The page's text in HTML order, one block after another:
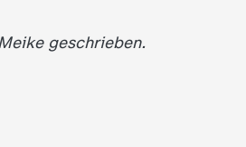
geschrieben.